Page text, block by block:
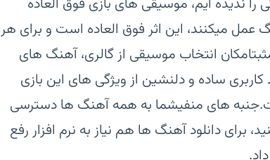
میکنند، این اثر فوق العاده است و برای هر
انتخاب موسیقی از گالری، آهنگ های
کاربری ساده و دلنشین از ویژگی های این بازی
های منفیشما به همه آهنگ ها دسترسی
برای دانلود آهنگ ها هم نیاز به نرم افزار رفع